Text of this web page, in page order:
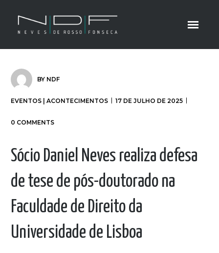
BY NDF
EVENTOS | ACONTECIMENTOS 17 DE JULHO DE 2025
0 COMMENTS
Sócio Daniel Neves realiza defesa
de tese de pós-doutorado na
Faculdade de Direito da
Universidade de Lisboa